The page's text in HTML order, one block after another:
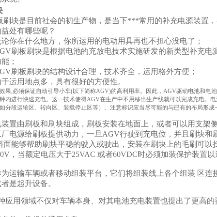
刷块是目前社会的初生产物，是当下***常用的补充电源装置
处有哪些呢？
在什么地方，你所运用的电动用具再也不担心没电了；
板刷块是根据电池的充放电技术实施研发的新类型补充电
；
板刷块的结构设计合理，技术齐全，运用格外方便；
用地点多，具有很好的方便性。
果,必须保证自动引导小车(以下简称AGV)的高利用率。因此，AGV驱动电池和电
内进行快速充电。这一技术使得AGV在生产中不用移出生产线就可以完成充电。
分段运输区、转向区、装载停止区等）。注意标识应当尽可能的与已有的布局形成
置由刷板和刷块组成，刷板安装在地面上，或者可以用支架
电源给刷板提供动力，一旦AGV行驶到充电位，并且刷块
面能够帮助刷块平稳的驶入或驶出，安装在刷块上的毛刷可
，当额定电压大于25VAC 或者60VDC时必须加装保护装置
运输车辆或者移动组装平台，它们将组装线上各个组装 区连
是起升设备。
应用领域不仅对车辆本身、对其电池充电装置也提出了更高的